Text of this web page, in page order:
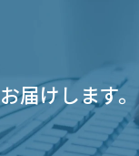
届けします。